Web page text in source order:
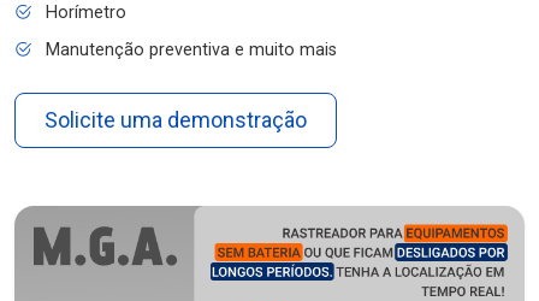
Horímetro
Manutenção preventiva e muito mais
Solicite uma demonstração